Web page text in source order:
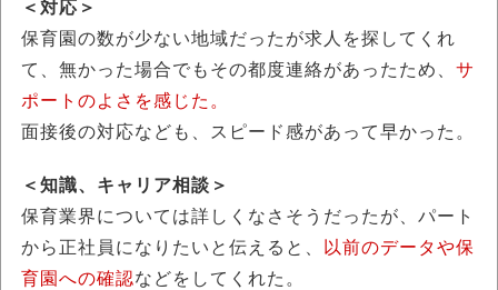
＜対応＞
保育園の数が少ない地域だったが求人を探してくれ
て、無かった場合でもその都度連絡があったため、 サ
ポートのよさを感じた。
面接後の対応なども、スピード感があって早かった。
＜知識、キャリア相談＞
保育業界については詳しくなさそうだったが、パート
から正社員になりたいと伝えると、
以前のデータや保
育園への確認などをしてくれた。